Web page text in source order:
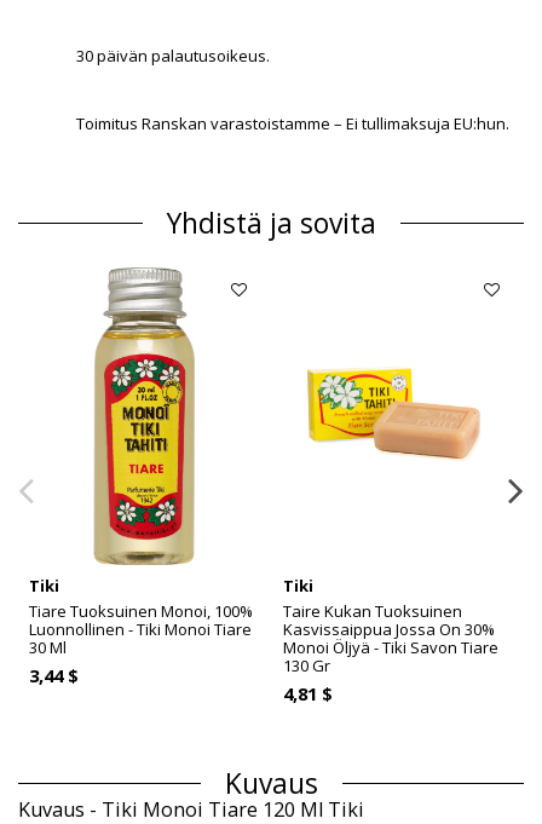
30 päivän palautusoikeus.
Toimitus Ranskan varastoistamme – Ei tullimaksuja EU:hun.
Yhdistä ja sovita
Tiki
Tiare Tuoksuinen Monoi, 100%
Luonnollinen - Tiki Monoi Tiare
30 Ml
3,44 $
Tiki
Taire Kukan Tuoksuinen
Kasvissaippua Jossa On 30%
Monoi Öljyä - Tiki Savon Tiare
130 Gr
4,81 $
Kuvaus
Kuvaus - Tiki Monoi Tiare 120 Ml Tiki